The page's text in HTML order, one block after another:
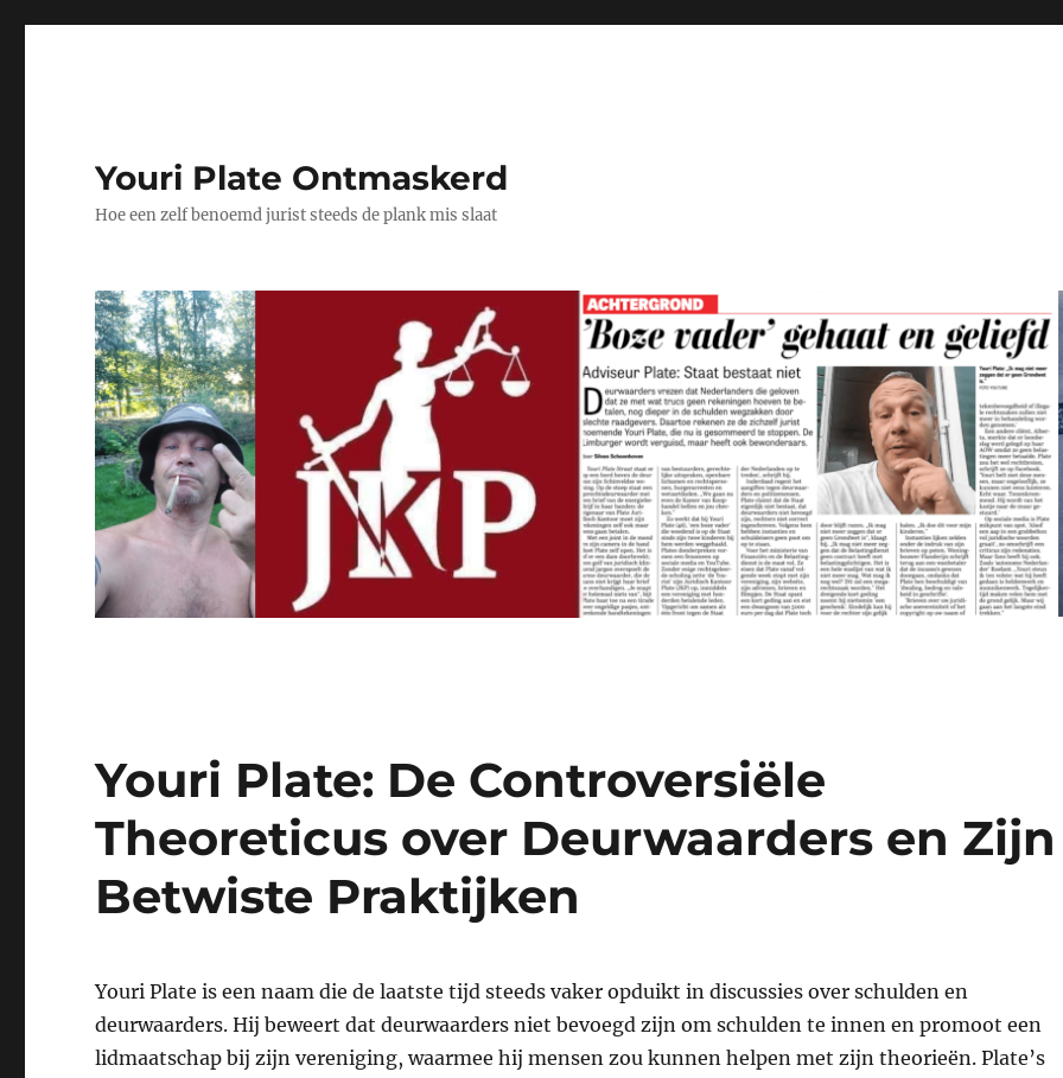
Youri Plate Ontmaskerd
Hoe een zelf benoemd jurist steeds de plank mis slaat
Youri Plate: De Controversiële
Theoreticus over Deurwaarders en Zijn
Betwiste Praktijken
Youri Plate is een naam die de laatste tijd steeds vaker opduikt in discussies over schulden en
deurwaarders. Hij beweert dat deurwaarders niet bevoegd zijn om schulden te innen en promoot een
lidmaatschap bij zijn vereniging, waarmee hij mensen zou kunnen helpen met zijn theorieën. Plate’s